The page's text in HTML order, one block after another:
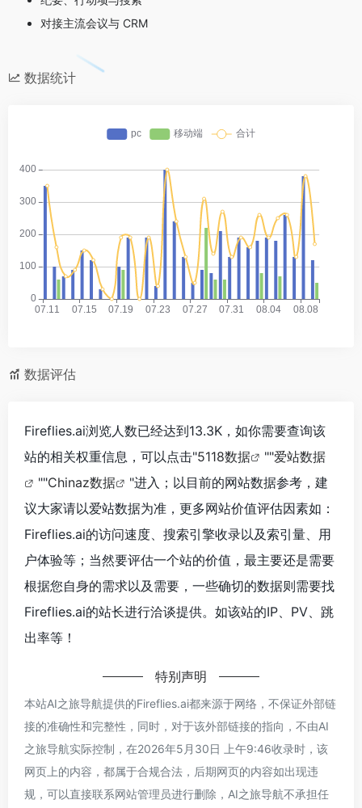
对接主流会议与 CRM
数据统计
数据评估
Fireflies.ai浏览人数已经达到13.3K，如你需要查询该
站的相关权重信息，可以点击"5118数据 ""爱站数据
""Chinaz数据
"进入；以目前的网站数据参考，建
议大家请以爱站数据为准，更多网站价值评估因素如：
Fireflies.ai的访问速度、搜索引擎收录以及索引量、用
户体验等；当然要评估一个站的价值，最主要还是需要
根据您自身的需求以及需要，一些确切的数据则需要找
Fireflies.ai的站长进行洽谈提供。如该站的IP、PV、跳
出率等！
特别声明
本站AI之旅导航提供的Fireflies.ai都来源于网络，不保证外部链
接的准确性和完整性，同时，对于该外部链接的指向，不由AI
之旅导航实际控制，在2026年5月30日 上午9:46收录时，该
网页上的内容，都属于合规合法，后期网页的内容如出现违
规，可以直接联系网站管理员进行删除，AI之旅导航不承担任